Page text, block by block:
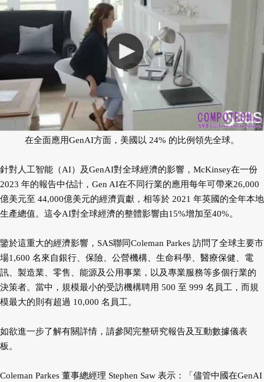
在全面應用GenAI方面，美國以 24% 的比例領先全球。
針對人工智能（AI）及GenAI對全球經濟的影響，McKinsey在一份
2023 年的報告中估計，Gen AI在不同行業的應用每年可帶來26,000
億美元至 44,000億美元的經濟貢獻，相等於 2021 年英國的全年本地
生產總值。這令AI對全球經濟的整體影響由15%增加至40%。
鑒於這重大的經濟影響，SAS聯同Coleman Parkes 訪問了全球主要市
場1,600 名來自銀行、保險、公營機構、生命科學、醫療保健、電
訊、製造業、零售、能源及公用事業，以及專業服務等多個行業的
決策者。當中，規模最小的受訪機構聘用 500 至 999 名員工，而規
模最大的則有超過 10,000 名員工。
如欲進一步了解有關詳情，請參閱完整研究報告及互動數據儀表
板。
Coleman Parkes 董事總經理 Stephen Saw 表示：「儘管中國在GenAI